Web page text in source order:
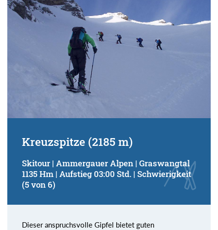
Kreuzspitze (2185 m)
Skitour | Ammergauer Alpen | Graswangtal
1135 Hm | Aufstieg 03:00 Std. | Schwierigkeit
(5 von 6)
Dieser anspruchsvolle Gipfel bietet guten